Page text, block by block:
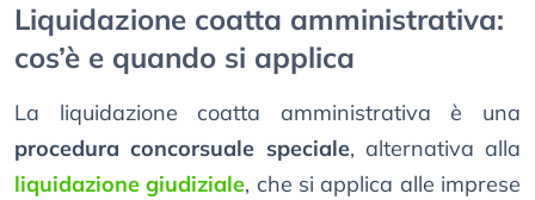
Liquidazione coatta amministrativa:
cos’è e quando si applica
La liquidazione coatta amministrativa è una
procedura concorsuale speciale, alternativa alla
liquidazione giudiziale, che si applica alle imprese